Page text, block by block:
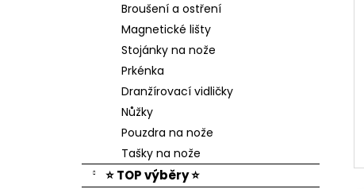
Broušení a ostření
Magnetické lišty
Stojánky na nože
Prkénka
Dranžírovací vidličky
Nůžky
Pouzdra na nože
Tašky na nože
⭐ TOP výběry ⭐